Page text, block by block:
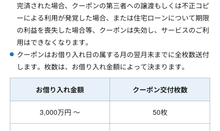
完済された場合、クーポンの第三者への譲渡もしくは不正コピ
ーによる利用が発覚した場合、または住宅ローンについて期限
の利益を喪失した場合等、クーポンは失効し、サービスのご利
用はできなくなります。
クーポンはお借り入れ日の属する月の翌月末までに全枚数送付
します。枚数は、お借り入れ金額によって決まります。
お借り入れ金額 クーポン交付枚数
3,000万円 ～ 50枚